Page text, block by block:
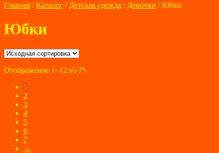
Главная /Каталог / Детская одежда / Девочки /Юбки
Юбки
Отображение 1–12 из 75
1
2
3
4
5
6
7
→